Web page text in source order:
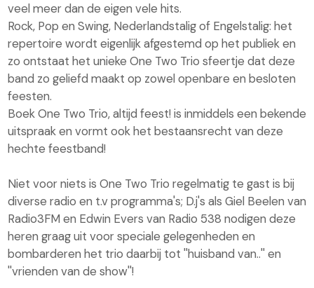
veel meer dan de eigen vele hits.
Rock, Pop en Swing, Nederlandstalig of Engelstalig: het
repertoire wordt eigenlijk afgestemd op het publiek en
zo ontstaat het unieke One Two Trio sfeertje dat deze
band zo geliefd maakt op zowel openbare en besloten
feesten.
Boek One Two Trio, altijd feest! is inmiddels een bekende
uitspraak en vormt ook het bestaansrecht van deze
hechte feestband!
Niet voor niets is One Two Trio regelmatig te gast is bij
diverse radio en t.v programma's; D.j's als Giel Beelen van
Radio3FM en Edwin Evers van Radio 538 nodigen deze
heren graag uit voor speciale gelegenheden en
bombarderen het trio daarbij tot ''huisband van..'' en
''vrienden van de show''!